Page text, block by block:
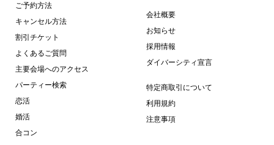
ご予約方法
キャンセル方法
割引チケット
よくあるご質問
主要会場へのアクセス
パーティー検索
恋活
婚活
合コン
会社概要
お知らせ
採用情報
ダイバーシティ宣言
特定商取引について
利用規約
注意事項